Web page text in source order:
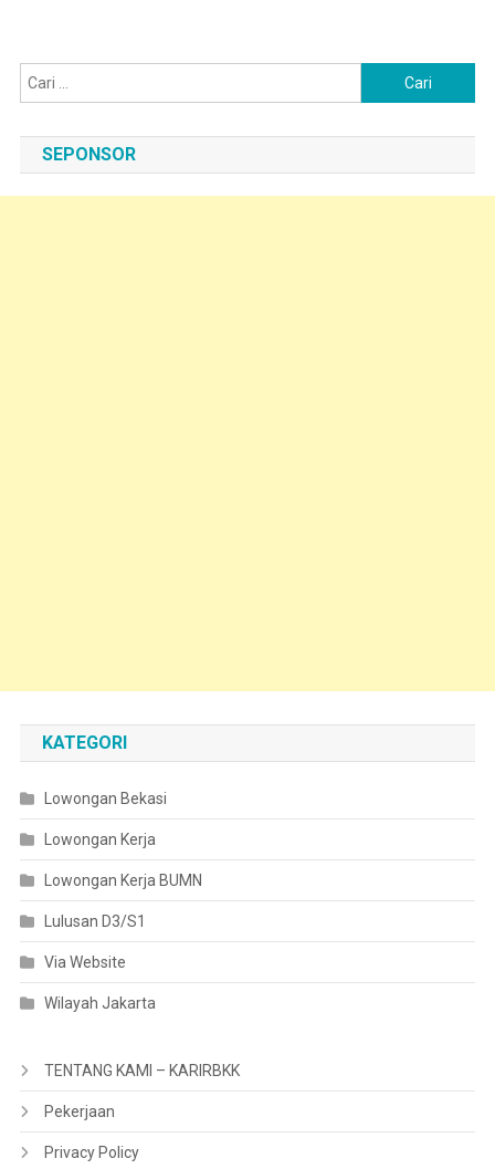
untuk:
SEPONSOR
KATEGORI
Lowongan Bekasi
Lowongan Kerja
Lowongan Kerja BUMN
Lulusan D3/S1
Via Website
Wilayah Jakarta
TENTANG KAMI – KARIRBKK
Pekerjaan
Privacy Policy